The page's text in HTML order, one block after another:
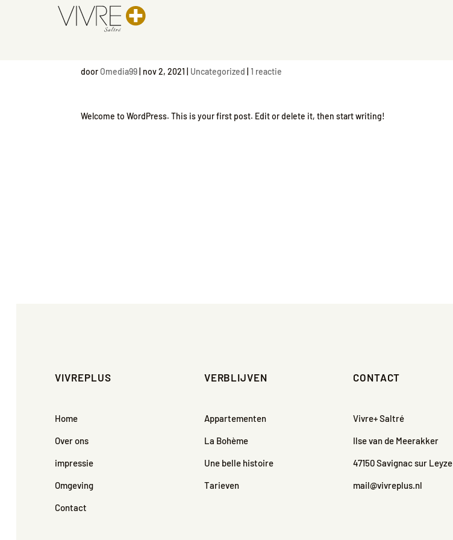
door Omedia99 nov 2, 2021 Uncategorized |1 reactie
Welcome to WordPress. This is your first post. Edit or delete it, then start writing!
VIVREPLUS
Home
Over ons
impressie
Omgeving
Contact
VERBLIJVEN
Appartementen
La Bohème
Une belle histoire
Tarieven
CONTACT
Vivre+ Saltré
Ilse van de Meerakker
47150 Savignac sur Leyze
mail@vivreplus.nl